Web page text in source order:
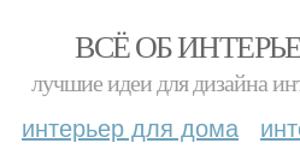
ВСЁ ОБ
лучшие идеи для дизайна
интерьер для дома